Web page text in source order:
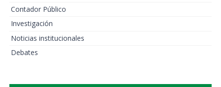
Contador Público
Investigación
Noticias institucionales
Debates